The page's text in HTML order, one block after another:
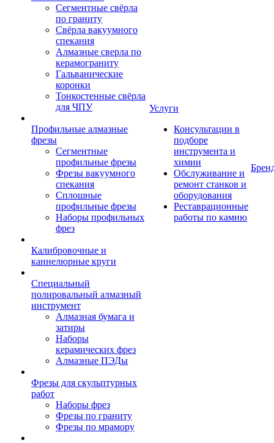
Сегментные свёрла
по граниту
Свёрла вакуумного
спекания
Алмазные сверла по
керамограниту
Гальванические
коронки
Тонкостенные свёрла
для ЧПУ
Профильные алмазные
фрезы
Сегментные
профильные фрезы
Фрезы вакуумного
спекания
Сплошные
профильные фрезы
Наборы профильных
фрез
Калибровочные и
каннелюрные круги
Специальный
полировальный алмазный
инструмент
Алмазная бумага и
затиры
Наборы
керамических фрез
Алмазные ПЭДы
Фрезы для скульптурных
работ
Наборы фрез
Фрезы по граниту
Фрезы по мрамору
Услуги
Консультации в
подборе
инструмента и
химии
Обслуживание и
ремонт станков и
оборудования
Реставрационные
работы по камню